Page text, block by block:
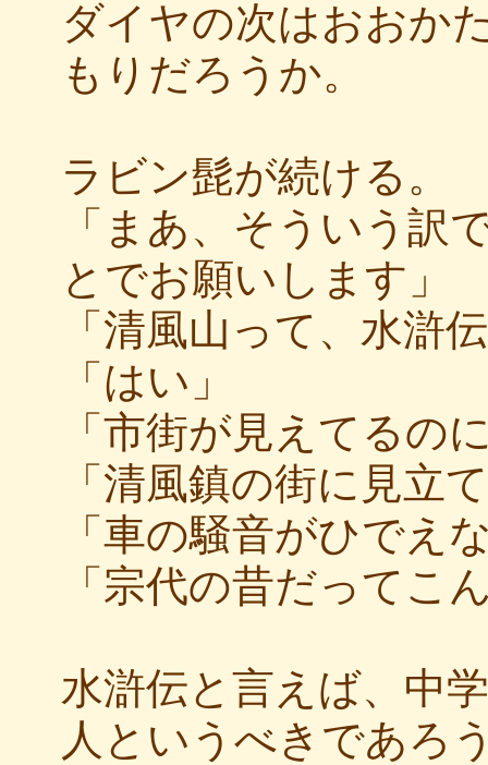
ダイヤの次はおおか
もりだろうか。
ラビン髭が続ける。
「まあ、そういう訳
とでお願いします」
「清風山って、水滸
「はい」
「市街が見えてるの
「清風鎮の街に見立
「車の騒音がひでえ
「宗代の昔だってこ
水滸伝と言えば、中
人というべきであろ